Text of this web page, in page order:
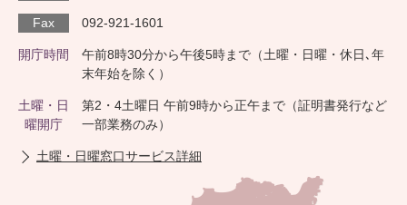
Fax 092-921-1601
開庁時間
午前8時30分から午後5時まで（土曜・日曜・休日､年
末年始を除く）
土曜・日
曜開庁
第2・4土曜日 午前9時から正午まで（証明書発行など
一部業務のみ）
土曜・日曜窓口サービス詳細